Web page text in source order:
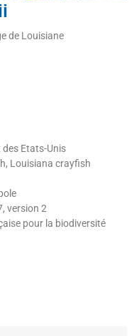
de Louisiane
des Etats-Unis
Louisiana crayfish
version 2
pour la biodiversité